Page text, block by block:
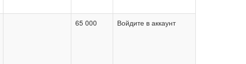
65 000 Войдите в аккаунт